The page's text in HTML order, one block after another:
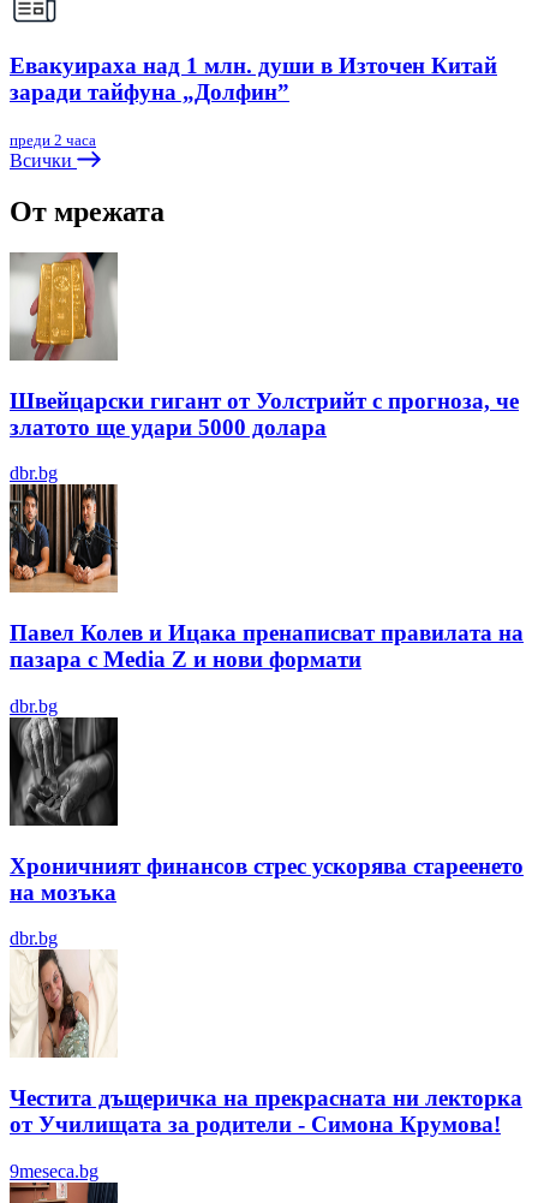
Евакуираха над 1 млн. души в Източен Китай
заради тайфуна „Долфин”
преди 2 часа
Всички
От мрежата
Швейцарски гигант от Уолстрийт с прогноза, че
златото ще удари 5000 долара
dbr.bg
Павел Колев и Ицака пренаписват правилата на
пазара с Media Z и нови формати
dbr.bg
Хроничният финансов стрес ускорява стареенето
на мозъка
dbr.bg
Честита дъщеричка на прекрасната ни лекторка
от Училищата за родители - Симона Крумова!
9meseca.bg